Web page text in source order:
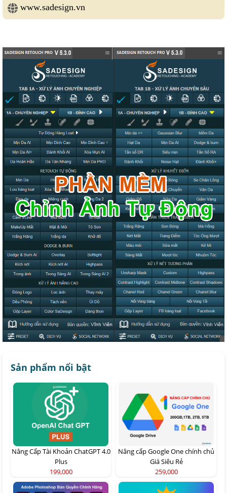
www.sadesign.vn
Sản phẩm nổi bật
Nâng Cấp Tài Khoản ChatGPT 4.0
Plus
199,000
Nâng cấp Google One chính chủ
Giá Siêu Rẻ
259,000